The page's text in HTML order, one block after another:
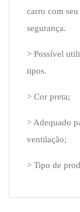
carro com
segurança.
> Possível
tipos.
> Cor preta;
> Adequado
ventilação;
> Tipo de